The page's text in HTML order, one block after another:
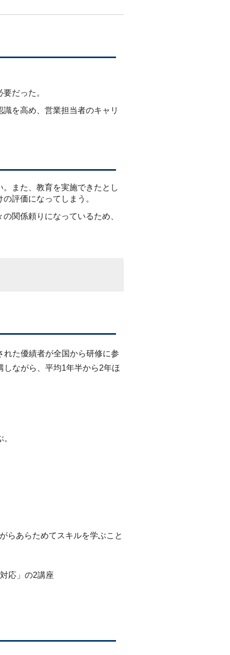
だった。
を高め、営業担当者のキャリ
また、教育を実施できたとし
評価になってしまう。
関係頼りになっているため、
た優績者が全国から研修に参
ながら、平均1年半から2年ほ
らあらためてスキルを学ぶこと
応」の2講座